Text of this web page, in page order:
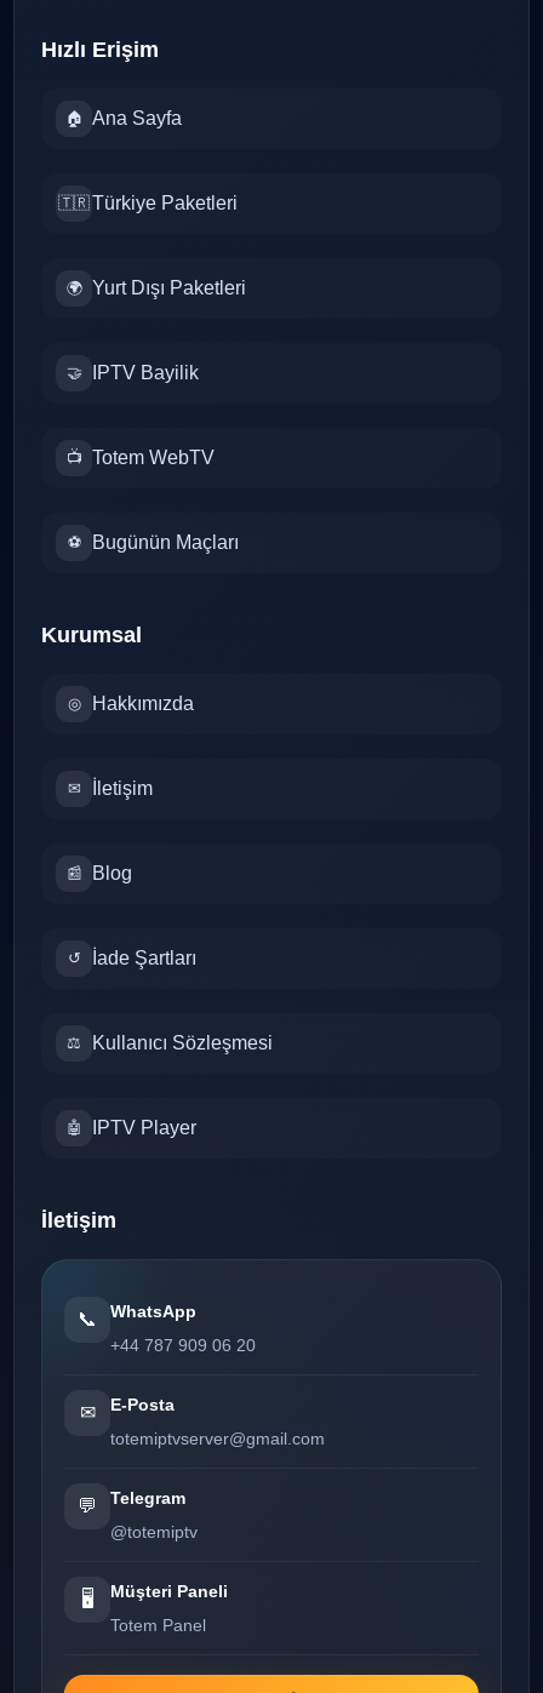
Hızlı Erişim
🏠 Ana Sayfa
🇹🇷Türkiye Paketleri
🌍 Yurt Dışı Paketleri
🤝 IPTV Bayilik
📺 Totem WebTV
⚽ Bugünün Maçları
Kurumsal
◎ Hakkımızda
✉ İletişim
📰 Blog
↺ İade Şartları
⚖ Kullanıcı Sözleşmesi
🤖 IPTV Player
İletişim
📞
WhatsApp
+44 787 909 06 20
✉
E-Posta
totemiptvserver@gmail.com
💬
Telegram
@totemiptv
🖥️
Müşteri Paneli
Totem Panel